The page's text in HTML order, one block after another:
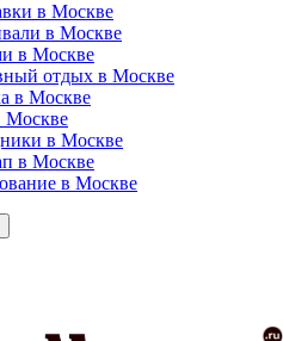
в Москве
в Москве
в Москве
отдых в Москве
в Москве
Москве
в Москве
в Москве
в Москве